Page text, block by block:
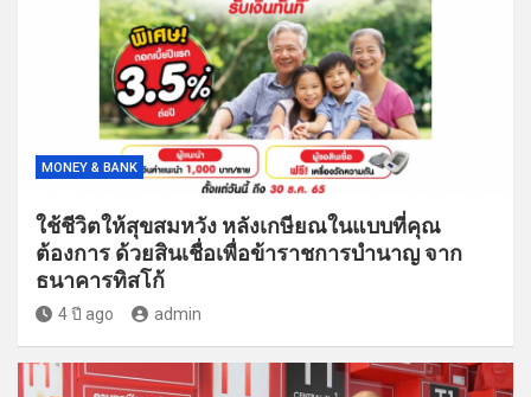
MONEY & BANK
ใช้ชีวิตให้สุขสมหวัง หลังเกษียณในแบบที่คุณ
ต้องการ ด้วยสินเชื่อเพื่อข้าราชการบำนาญ จาก
ธนาคารทิสโก้
4 ปี ago admin